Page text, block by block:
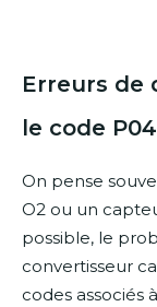
Erreurs de
le code
On pense
O2 ou un
possible, le
convertisseur
codes associés